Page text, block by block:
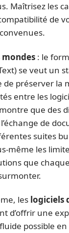
Maîtrisez les
de
: le
se veut un
de préserver la
entre les
que des
de
suites
même les
que
les logiciels
d’offrir une
possible